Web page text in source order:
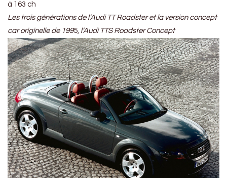
à 163 ch
Les trois générations de l’Audi TT Roadster et la version concept
car originelle de 1995, l’Audi TTS Roadster Concept